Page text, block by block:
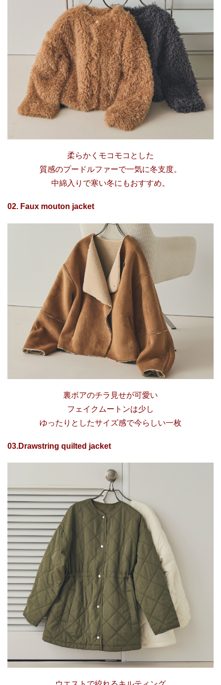
柔らかくモコモコとした
質感のプードルファーで一気に冬支度。
中綿入りで寒い冬にもおすすめ。
02. Faux mouton jacket
裏ボアのチラ見せが可愛い
フェイクムートンは少し
ゆったりとしたサイズ感で今らしい一枚
03.Drawstring quilted jacket